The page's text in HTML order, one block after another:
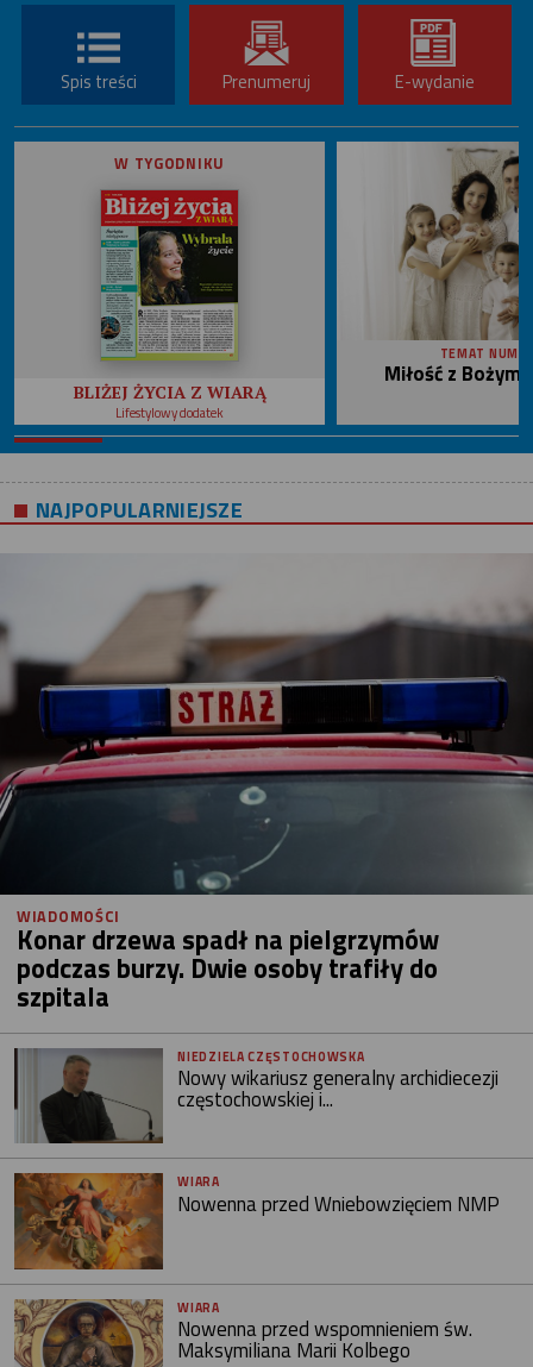
Spis treści Prenumeruj E-wydanie
W TYGODNIKU
BLIŻEJ ŻYCIA Z WIARĄ
Lifestylowy dodatek
TEMAT
Miłość z
NAJPOPULARNIEJSZE
WIADOMOŚCI
Konar drzewa spadł na pielgrzymów
podczas burzy. Dwie osoby trafiły do
szpitala
NIEDZIELA CZĘSTOCHOWSKA
Nowy wikariusz generalny archidiecezji
częstochowskiej i...
WIARA
Nowenna przed Wniebowzięciem NMP
WIARA
Nowenna przed wspomnieniem św.
Maksymiliana Marii Kolbego